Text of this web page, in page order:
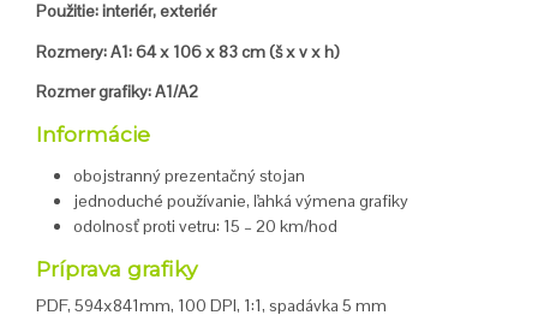
Použitie: interiér, exteriér
Rozmery: A1: 64 x 106 x 83 cm (š x v x h)
Rozmer grafiky: A1/A2
Informácie
obojstranný prezentačný stojan
jednoduché používanie, ľahká výmena grafiky
odolnosť proti vetru: 15 – 20 km/hod
Príprava grafiky
PDF, 594x841mm, 100 DPI, 1:1, spadávka 5 mm